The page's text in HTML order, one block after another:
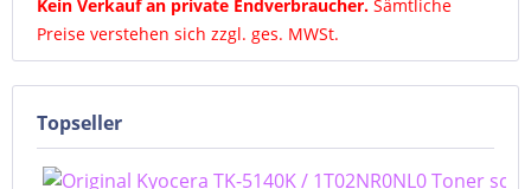
Kein Verkauf an private Endverbraucher. Sämtliche
Preise verstehen sich zzgl. ges. MWSt.
Topseller